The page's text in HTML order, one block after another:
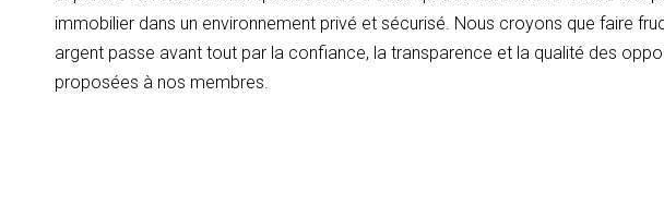
immobilier dans un environnement privé et sécurisé. Nous croyons que faire
argent passe avant tout par la confiance, la transparence et la qualité des
proposées à nos membres.